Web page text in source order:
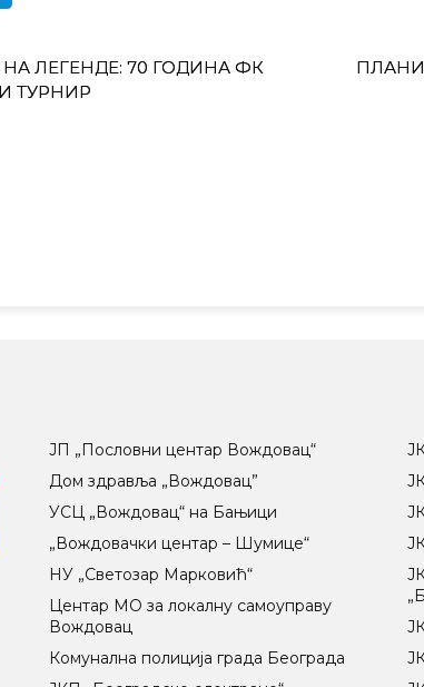
ЛЕГЕНДЕ: 70 ГОДИНА ФК
ТУРНИР
ЈП „Пословни центар Вождовац“
Дом здравља „Вождовац”
УСЦ „Вождовац“ на Бањици
„Вождовачки центар – Шумице“
НУ „Светозар Марковић“
Центар МO за локалну самоуправу
Вождовац
Комунална полиција града Београда